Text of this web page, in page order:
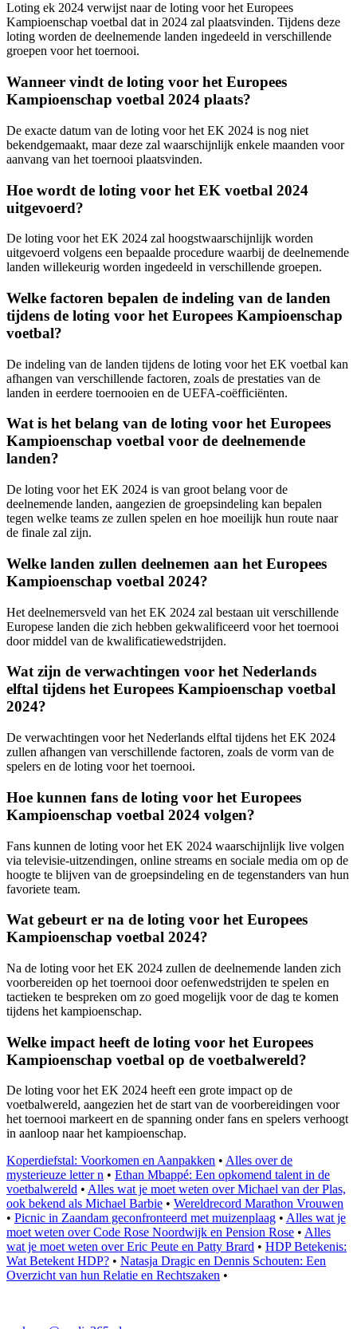
Loting ek 2024 verwijst naar de loting voor het Europees
Kampioenschap voetbal dat in 2024 zal plaatsvinden. Tijdens deze
loting worden de deelnemende landen ingedeeld in verschillende
groepen voor het toernooi.
Wanneer vindt de loting voor het Europees
Kampioenschap voetbal 2024 plaats?
De exacte datum van de loting voor het EK 2024 is nog niet
bekendgemaakt, maar deze zal waarschijnlijk enkele maanden voor
aanvang van het toernooi plaatsvinden.
Hoe wordt de loting voor het EK voetbal 2024
uitgevoerd?
De loting voor het EK 2024 zal hoogstwaarschijnlijk worden
uitgevoerd volgens een bepaalde procedure waarbij de deelnemende
landen willekeurig worden ingedeeld in verschillende groepen.
Welke factoren bepalen de indeling van de landen
tijdens de loting voor het Europees Kampioenschap
voetbal?
De indeling van de landen tijdens de loting voor het EK voetbal kan
afhangen van verschillende factoren, zoals de prestaties van de
landen in eerdere toernooien en de UEFA-coëfficiënten.
Wat is het belang van de loting voor het Europees
Kampioenschap voetbal voor de deelnemende
landen?
De loting voor het EK 2024 is van groot belang voor de
deelnemende landen, aangezien de groepsindeling kan bepalen
tegen welke teams ze zullen spelen en hoe moeilijk hun route naar
de finale zal zijn.
Welke landen zullen deelnemen aan het Europees
Kampioenschap voetbal 2024?
Het deelnemersveld van het EK 2024 zal bestaan uit verschillende
Europese landen die zich hebben gekwalificeerd voor het toernooi
door middel van de kwalificatiewedstrijden.
Wat zijn de verwachtingen voor het Nederlands
elftal tijdens het Europees Kampioenschap voetbal
2024?
De verwachtingen voor het Nederlands elftal tijdens het EK 2024
zullen afhangen van verschillende factoren, zoals de vorm van de
spelers en de loting voor het toernooi.
Hoe kunnen fans de loting voor het Europees
Kampioenschap voetbal 2024 volgen?
Fans kunnen de loting voor het EK 2024 waarschijnlijk live volgen
via televisie-uitzendingen, online streams en sociale media om op de
hoogte te blijven van de groepsindeling en de tegenstanders van hun
favoriete team.
Wat gebeurt er na de loting voor het Europees
Kampioenschap voetbal 2024?
Na de loting voor het EK 2024 zullen de deelnemende landen zich
voorbereiden op het toernooi door oefenwedstrijden te spelen en
tactieken te bespreken om zo goed mogelijk voor de dag te komen
tijdens het kampioenschap.
Welke impact heeft de loting voor het Europees
Kampioenschap voetbal op de voetbalwereld?
De loting voor het EK 2024 heeft een grote impact op de
voetbalwereld, aangezien het de start van de voorbereidingen voor
het toernooi markeert en de spanning onder fans en spelers verhoogt
in aanloop naar het kampioenschap.
Koperdiefstal: Voorkomen en Aanpakken • Alles over de
mysterieuze letter n • Ethan Mbappé: Een opkomend talent in de
voetbalwereld • Alles wat je moet weten over Michael van der Plas,
ook bekend als Michael Barbie • Wereldrecord Marathon Vrouwen
• Picnic in Zaandam geconfronteerd met muizenplaag • Alles wat je
moet weten over Code Rose Noordwijk en Pension Rose • Alles
wat je moet weten over Eric Peute en Patty Brard • HDP Betekenis:
Wat Betekent HDP? • Natasja Dragic en Dennis Schouten: Een
Overzicht van hun Relatie en Rechtszaken •